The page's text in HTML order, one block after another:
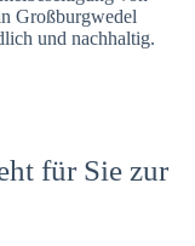
Großburgwedel
und nachhaltig.
für Sie zur